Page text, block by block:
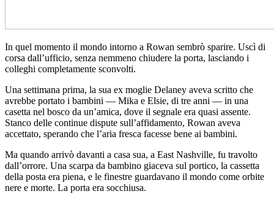
In quel momento il mondo intorno a Rowan sembrò sparire. Uscì di
corsa dall’ufficio, senza nemmeno chiudere la porta, lasciando i
colleghi completamente sconvolti.
Una settimana prima, la sua ex moglie Delaney aveva scritto che
avrebbe portato i bambini — Mika e Elsie, di tre anni — in una
casetta nel bosco da un’amica, dove il segnale era quasi assente.
Stanco delle continue dispute sull’affidamento, Rowan aveva
accettato, sperando che l’aria fresca facesse bene ai bambini.
Ma quando arrivò davanti a casa sua, a East Nashville, fu travolto
dall’orrore. Una scarpa da bambino giaceva sul portico, la cassetta
della posta era piena, e le finestre guardavano il mondo come orbite
nere e morte. La porta era socchiusa.